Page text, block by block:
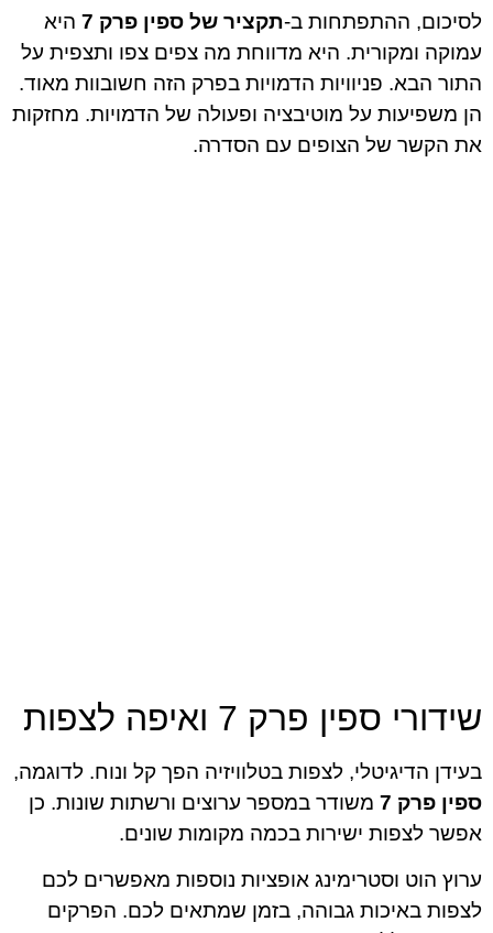
לסיכום, ההתפתחות ב-תקציר של ספין פרק 7
היא
עמוקה ומקורית. היא מדווחת מה צפים צפו ותצפית על
התור הבא. פניוויות הדמויות בפרק הזה חשובוות מאוד.
הן משפיעות על מוטיבציה ופעולה של הדמויות. מחזקות
את הקשר של הצופים עם הסדרה.
שידורי ספין פרק 7 ואיפה לצפות
בעידן הדיגיטלי, לצפות בטלוויזיה הפך קל ונוח. לדוגמה,
ספין פרק 7
משודר במספר ערוצים ורשתות שונות. כן
אפשר לצפות ישירות בכמה מקומות שונים.
ערוץ הוט וסטרימינג אופציות נוספות מאפשרים לכם
לצפות באיכות גבוהה, בזמן שמתאים לכם. הפרקים